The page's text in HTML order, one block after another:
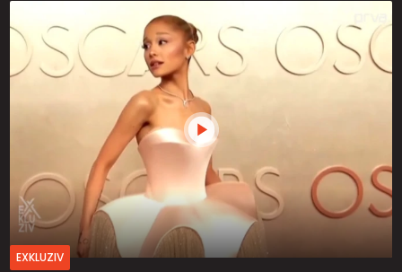
EXKLUZIV